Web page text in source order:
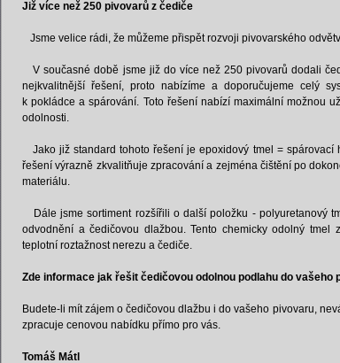
Již více než 250 pivovarů z čediče
Jsme velice rádi, že můžeme přispět rozvoji pivovarského
V současné době jsme již do více než 250 pivovarů dodali
nejkvalitnější řešení, proto nabízíme a doporučujeme celý
k pokládce a spárování. Toto řešení nabízí maximální možnou
odolnosti.
Jako již standard tohoto řešení je epoxidový tmel = spárovací
řešení výrazně zkvalitňuje zpracování a zejména čištění po
materiálu.
Dále jsme sortiment rozšířili o další položku - polyuretanový
odvodnění a čedičovou dlažbou. Tento chemicky odolný tmel
teplotní roztažnost nerezu a čediče.
Zde informace jak řešit čedičovou odolnou podlahu do vašeho
Budete-li mít zájem o čedičovou dlažbu i do vašeho pivovaru,
zpracuje cenovou nabídku přímo pro vás.
Tomáš Mátl